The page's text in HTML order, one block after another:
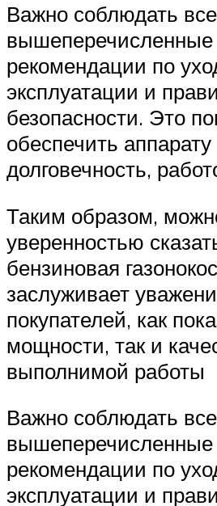
Важно соблюдать все
вышеперечисленные
рекомендации по
эксплуатации и
безопасности. Это
обеспечить аппарату
долговечность,
Таким образом,
уверенностью
бензиновая
заслуживает
покупателей, как
мощности, так и
выполнимой работы
Важно соблюдать все
вышеперечисленные
рекомендации по
эксплуатации и